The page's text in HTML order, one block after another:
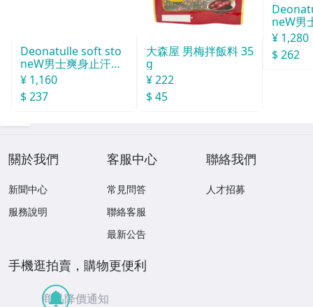
Deonatulle soft sto
neW男士爽身止汗石
消臭石２０ｇ
¥ 1,160
$ 237
大森屋 男梅拌飯料 35
g
¥ 222
$ 45
neW男
汗石 中
¥ 1,280
$ 262
關於我們
新聞中心
服務說明
客服中心
常見問答
聯絡客服
最新公告
聯絡我們
人才招募
手機逛拍賣，購物更便利
商品降價通知